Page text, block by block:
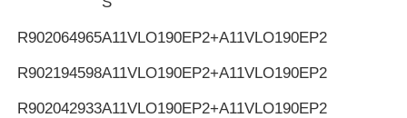
R902064965A11VLO190EP2+A11VLO190EP2
R902194598A11VLO190EP2+A11VLO190EP2
R902042933A11VLO190EP2+A11VLO190EP2